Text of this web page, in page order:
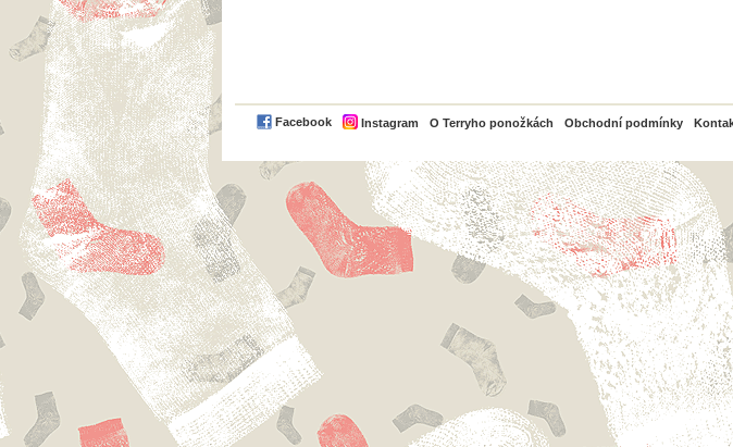
Facebook Instagram O Terryho ponožkách Obchodní podmínky
PayPal